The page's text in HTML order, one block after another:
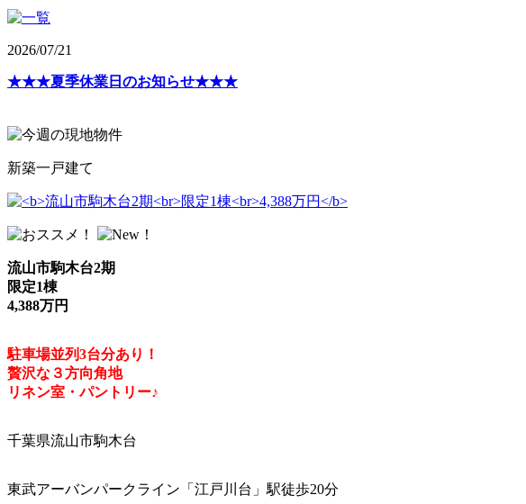
2026/07/21
★★★夏季休業日のお知らせ★★★
新築一戸建て
流山市駒木台2期
限定1棟
4,388万円
駐車場並列3台分あり！
贅沢な３方向角地
リネン室・パントリー♪
千葉県流山市駒木台
東武アーバンパークライン「江戸川台」駅徒歩20分